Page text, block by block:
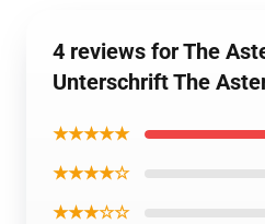
4 reviews for The
Unterschrift The
★★★★★
★★★★☆
★★★☆☆